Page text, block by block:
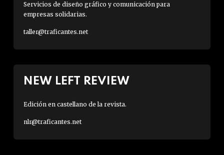
Servicios de diseño gráfico y comunicación para
empresas solidarias.
taller@traficantes.net
NEW LEFT REVIEW
Edición en castellano de la revista.
nlr@traficantes.net